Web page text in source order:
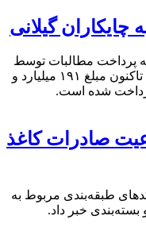
پرداخت مطالبات توسط
دولت و کارخانه‌های چایسازی، در مجموع تاکنون مبلغ ۱۹۱ میلیارد و
صادرات کاغذ
طبقه‌بندی مربوط به
خبر داد.